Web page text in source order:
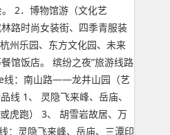
2．博物馆游（文化艺
路时尚女装街、四季青服装
州乐园、东方文化园、未来
馆饭店。 缤纷之夜”旅游线路
：南山路——龙井山园（艺
1、 灵隐飞来峰、岳庙、
虎跑） 3、 胡雪岩故居、万
：灵隐飞来峰、岳庙、三潭印